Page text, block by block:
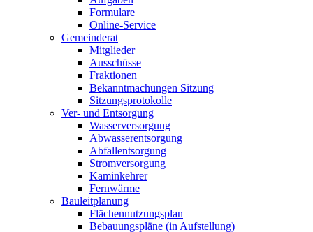
Formulare
Online-Service
Gemeinderat
Mitglieder
Ausschüsse
Fraktionen
Bekanntmachungen Sitzung
Sitzungsprotokolle
Ver- und Entsorgung
Wasserversorgung
Abwasserentsorgung
Abfallentsorgung
Stromversorgung
Kaminkehrer
Fernwärme
Bauleitplanung
Flächennutzungsplan
Bebauungspläne (in Aufstellung)